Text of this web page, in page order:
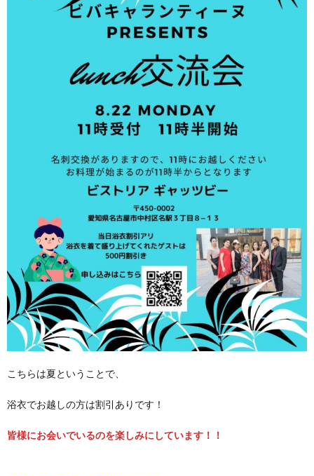
こちらは夏ということで、
浴衣でお越しの方は割引ありです！
皆様にお会いでいるのを楽しみにしています！！